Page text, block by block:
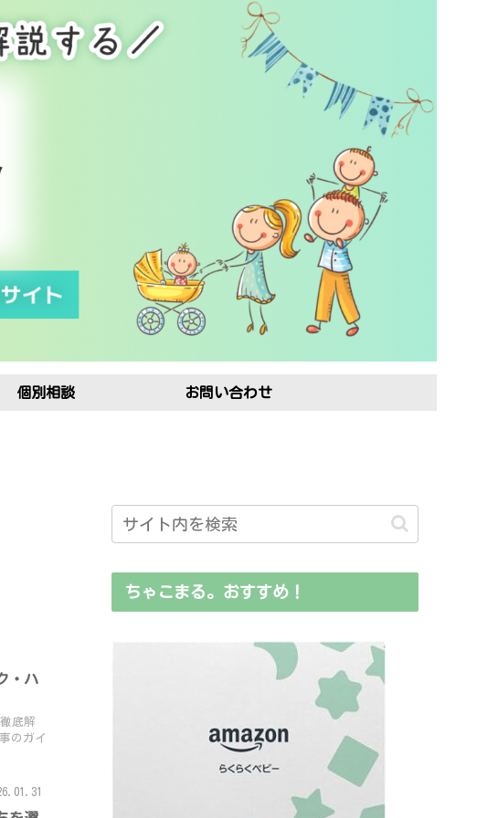
個別相談 お問い合わせ
・ハ
底解
のガイ
ちゃこまる。おすすめ！